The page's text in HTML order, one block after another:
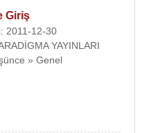
Giriş
2011-12-30
YAYINLARI
» Genel